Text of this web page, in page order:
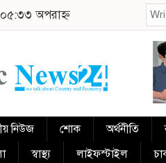
অপরাহ্ন
নিউজ শোক অর্থনীতি
স্বাস্থ্য লাইফস্টাইল